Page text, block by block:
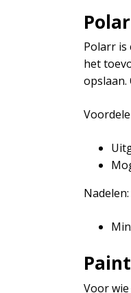
Polarr is
het
opslaan.
Nadelen:
Voor